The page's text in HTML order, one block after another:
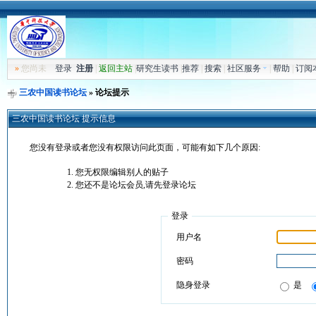
»您尚未 登录 注册| 返回主站| 研究生读书| 推荐| 搜索| 社区服务 帮助 订阅
三农中国读书论坛» 论坛提示
三农中国读书论坛 提示信息
您没有登录或者您没有权限访问此页面，可能有如下几个原因:
您无权限编辑别人的贴子
您还不是论坛会员,请先登录论坛
登录
用户名
密码
隐身登录 是